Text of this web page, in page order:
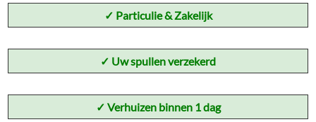
✓ Particulie & Zakelijk
✓ Uw spullen verzekerd
✓ Verhuizen binnen 1 dag